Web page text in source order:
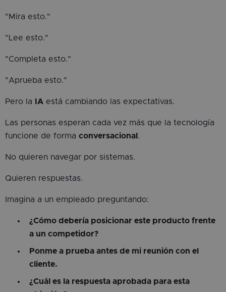
"Mira esto."
"Lee esto."
"Completa esto."
"Aprueba esto."
Pero la IA está cambiando las expectativas.
Las personas esperan cada vez más que la tecnología
funcione de forma conversacional .
No quieren navegar por sistemas.
Quieren respuestas.
Imagina a un empleado preguntando:
¿Cómo debería posicionar este producto frente
a un competidor?
Ponme a prueba antes de mi reunión con el
cliente.
¿Cuál es la respuesta aprobada para esta